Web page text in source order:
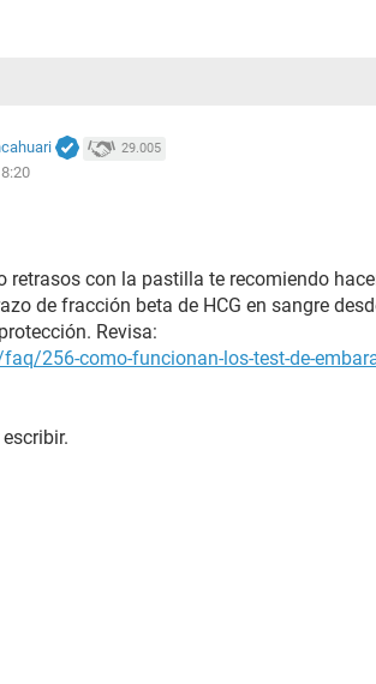
29.005
retrasos con la pastilla te recomiendo
de fracción beta de HCG en sangre
Revisa:
256-como-funcionan-los-test-de-